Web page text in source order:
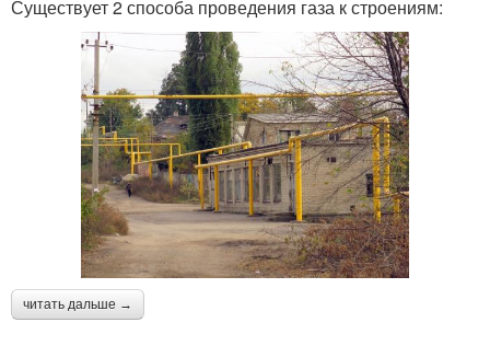
Существует 2 способа проведения газа к строениям:
читать дальше →